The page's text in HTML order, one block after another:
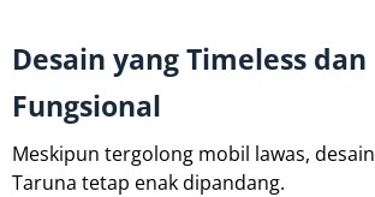
Desain yang Timeless dan
Fungsional
Meskipun tergolong mobil lawas, desain
Taruna tetap enak dipandang.